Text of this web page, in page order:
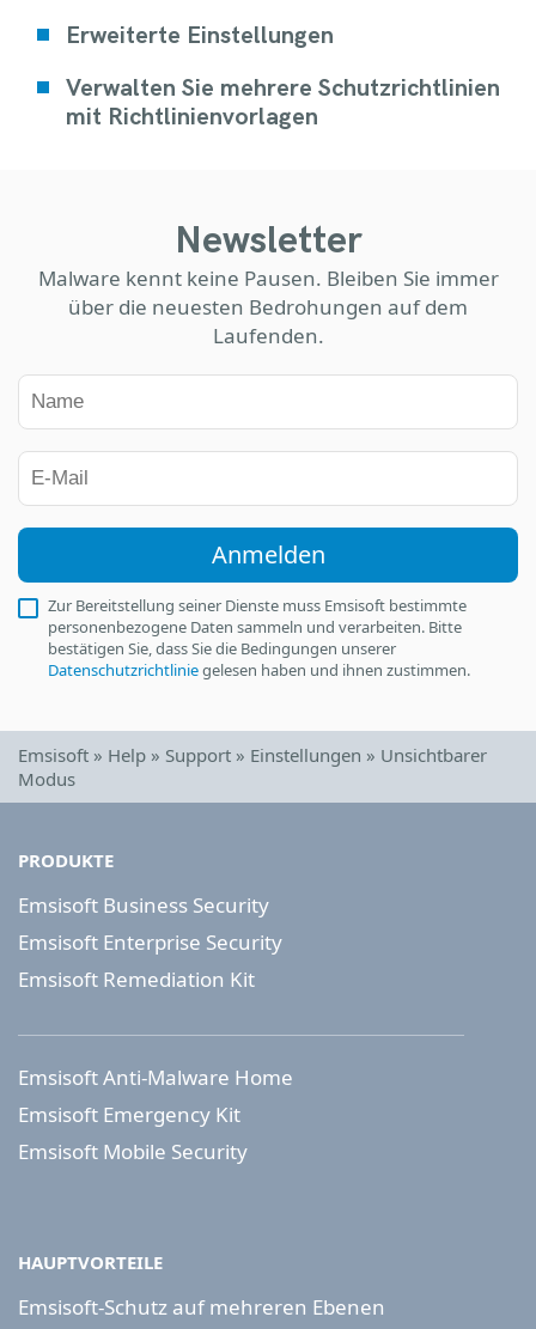
Erweiterte Einstellungen
Verwalten Sie mehrere Schutzrichtlinien
mit Richtlinienvorlagen
Newsletter
Malware kennt keine Pausen. Bleiben Sie immer
über die neuesten Bedrohungen auf dem
Laufenden.
Anmelden
Zur Bereitstellung seiner Dienste muss Emsisoft bestimmte
personenbezogene Daten sammeln und verarbeiten. Bitte
bestätigen Sie, dass Sie die Bedingungen unserer
Datenschutzrichtliniegelesen haben und ihnen zustimmen.
Emsisoft » Help » Support » Einstellungen » Unsichtbarer
Modus
PRODUKTE
Emsisoft Business Security
Emsisoft Enterprise Security
Emsisoft Remediation Kit
Emsisoft Anti-Malware Home
Emsisoft Emergency Kit
Emsisoft Mobile Security
HAUPTVORTEILE
Emsisoft-Schutz auf mehreren Ebenen